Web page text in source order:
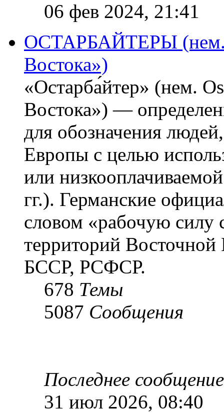
06 фев 2024, 21:41
ОСТАРБАЙТЕРЫ (нем.
Востока»)
«Остарба́йтер» (нем.
Востока») —
для обозначения
Европы с целью
или
гг.). Германские
словом «рабочую силу
территорий
БССР, РСФСР.
678 Темы
5087 Сообщения
Последнее сообщение
31 июл 2026, 08:40